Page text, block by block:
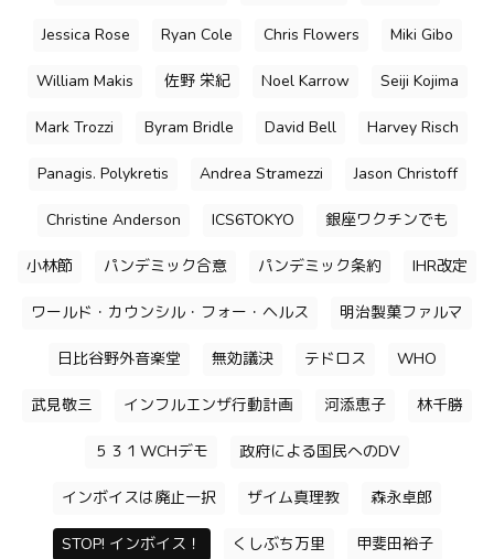
Jessica Rose Ryan Cole Chris Flowers Miki Gibo
William Makis 佐野 栄紀 Noel Karrow Seiji Kojima
Mark Trozzi Byram Bridle David Bell Harvey Risch
Panagis. Polykretis Andrea Stramezzi Jason Christoff
Christine Anderson ICS6TOKYO 銀座ワクチンでも
小林節 パンデミック合意 パンデミック条約 IHR改定
ワールド・カウンシル・フォー・ヘルス 明治製菓ファルマ
日比谷野外音楽堂 無効議決 テドロス WHO
武見敬三 インフルエンザ行動計画 河添恵子 林千勝
５３１WCHデモ 政府による国民へのDV
インボイスは廃止一択 ザイム真理教 森永卓郎
STOP! インボイス！ くしぶち万里 甲斐田裕子